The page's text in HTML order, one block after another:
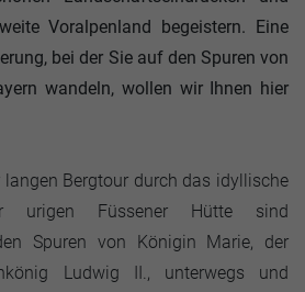
Voralpenland begeistern. Eine
bei der Sie auf den Spuren von
wandeln, wollen wir Ihnen hier
langen Bergtour durch das idyllische
urigen Füssener Hütte sind
Spuren von Königin Marie, der
Ludwig II., unterwegs und